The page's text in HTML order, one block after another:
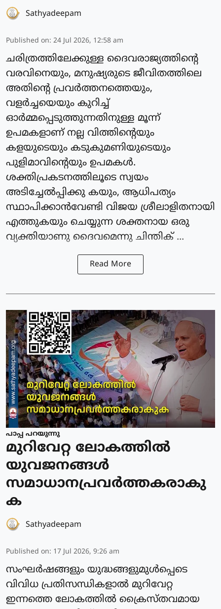
Sathyadeepam
Published on: 24 Jul 2026, 12:58 am
ചരിത്രത്തിലേക്കുള്ള ദൈവരാജ്യത്തിന്റെ
വരവിനെയും, മനുഷ്യരുടെ ജീവിതത്തിലെ
അതിന്റെ പ്രവര്‍ത്തനത്തെയും,
വളര്‍ച്ചയെയും കുറിച്ച്
ഓര്‍മ്മപ്പെടുത്തുന്നതിനുള്ള മൂന്ന്
ഉപമകളാണ് നല്ല വിത്തിന്റെയും
കളയുടെയും കടുകുമണിയുടെയും
പുളിമാവിന്റെയും ഉപമകള്‍.
ശക്തിപ്രകടനത്തിലൂടെ സ്വയം
അടിച്ചേല്‍പ്പിക്കു കയും, ആധിപത്യം
സ്ഥാപിക്കാന്‍വേണ്ടി വിജയ ശ്രീലാളിതനായി
എത്തുകയും ചെയ്യുന്ന ശക്തനായ ഒരു
വ്യക്തിയാണു ദൈവമെന്നു ചിന്തിക് ...
Read More
പാപ്പ പറയുന്നു
മുറിവേറ്റ ലോകത്തില്‍
യുവജനങ്ങള്‍
സമാധാനപ്രവര്‍ത്തകരാകു
ക
Sathyadeepam
Published on: 17 Jul 2026, 9:26 am
സംഘര്‍ഷങ്ങളും യുദ്ധങ്ങളുമുള്‍പ്പെടെ
വിവിധ പ്രതിസന്ധികളാല്‍ മുറിവേറ്റ
ഇന്നത്തെ ലോകത്തില്‍ ക്രൈസ്തവമായ